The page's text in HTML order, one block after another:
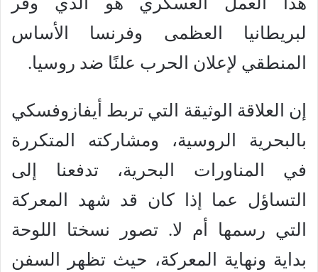
لبريطانيا العظمى وفرنسا الأساس
المنطقي لإعلان الحرب علنًا ضد روسيا.
إن العلاقة الوثيقة التي تربط أيفازوفسكي
بالبحرية الروسية، ومشاركته المتكررة
في المناورات البحرية، تدفعنا إلى
التساؤل عما إذا كان قد شهد المعركة
التي رسمها أم لا. تصور نسختا اللوحة
بداية ونهاية المعركة، حيث تظهر السفن